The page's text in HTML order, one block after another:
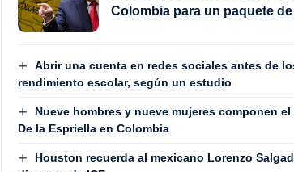
Colombia para un paquete
Abrir una cuenta en redes sociales antes de
rendimiento escolar, según un estudio
Nueve hombres y nueve mujeres componen
De la Espriella en Colombia
Houston recuerda al mexicano Lorenzo